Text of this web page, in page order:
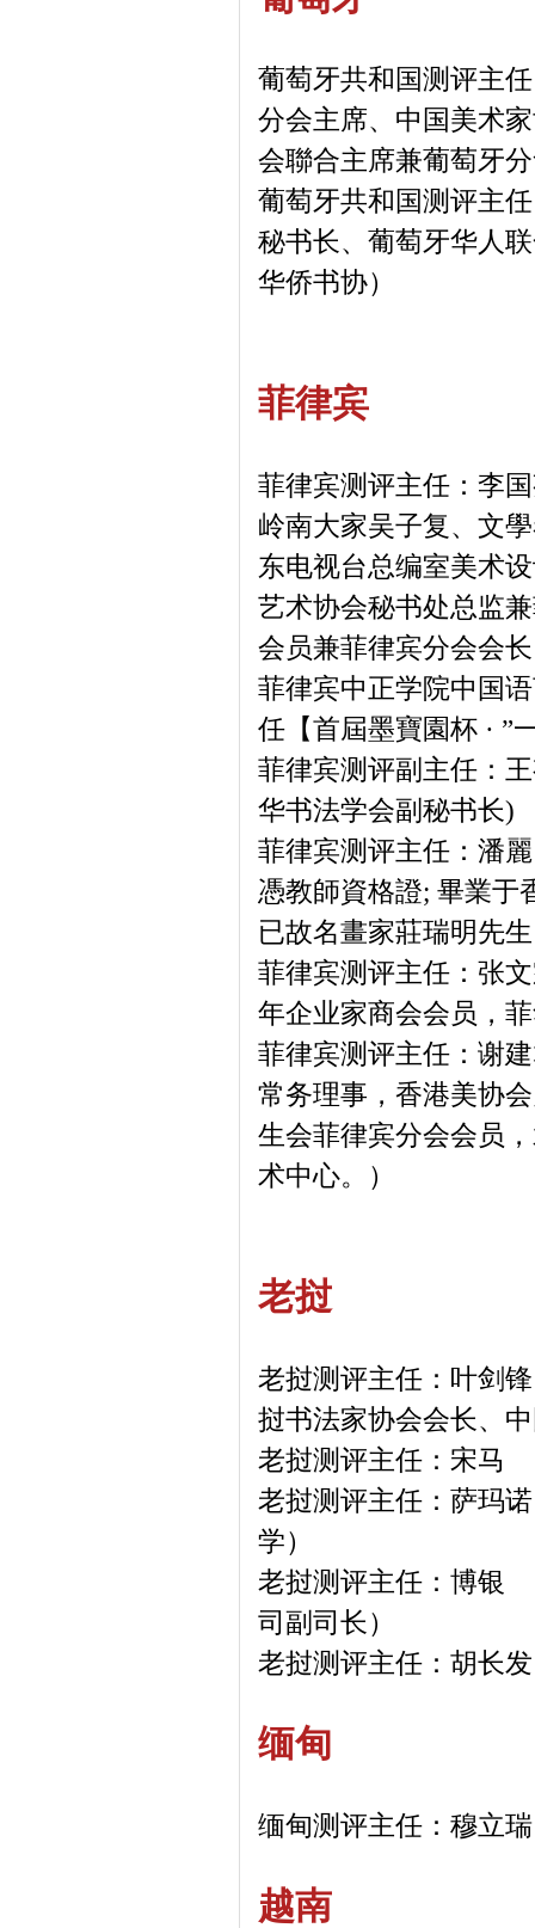
葡萄牙共和国测评主
分会主席、中国美术
会聯合主席兼葡萄牙
葡萄牙共和国测评主
秘书长、葡萄牙华人
华侨书协）
菲律宾
菲律宾测评主任：李
岭南大家吴子复、文
东电视台总编室美术
艺术协会秘书处总监
会员兼菲律宾分会会
菲律宾中正学院中国
任【首屆墨寶園杯 · ”
菲律宾测评副主任：
华书法学会副秘书长)
菲律宾测评主任：潘
憑教師資格證; 畢業于
已故名畫家莊瑞明先
菲律宾测评主任：张
年企业家商会会员，
菲律宾测评主任：谢
常务理事，香港美协
生会菲律宾分会会员
术中心。）
老挝
老挝测评主任：叶剑
挝书法家协会会长、
老挝测评主任：宋马
老挝测评主任：萨玛
学）
老挝测评主任：博银
司副司长）
老挝测评主任：胡长
缅甸
缅甸测评主任：穆立
越南